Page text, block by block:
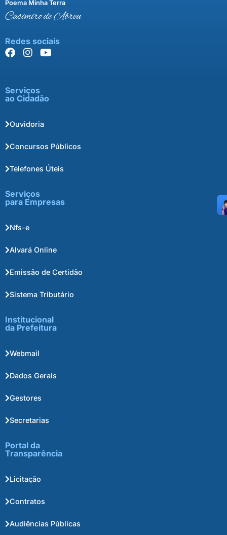
Poema Minha Terra
Casimiro de Abreu
Redes sociais
Serviços
ao Cidadão
Ouvidoria
Concursos Públicos
Telefones Úteis
Serviços
para Empresas
Nfs-e
Alvará Online
Emissão de Certidão
Sistema Tributário
Institucional
da Prefeitura
Webmail
Dados Gerais
Gestores
Secretarias
Portal da
Transparência
Licitação
Contratos
Audiências Públicas